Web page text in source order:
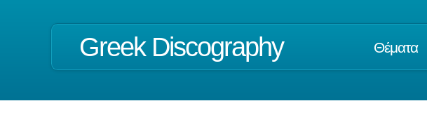
Greek Discography Θέματα